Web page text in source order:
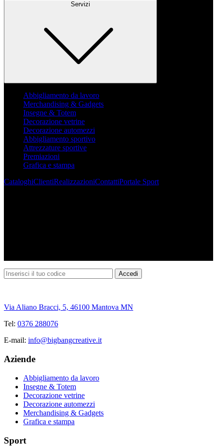
Servizi
Abbigliamento da lavoro
Merchandising & Gadgets
Insegne & Totem
Decorazione vetrine
Decorazione automezzi
Abbigliamento sportivo
Attrezzature sportive
Premiazioni
Grafica e stampa
CataloghiClientiRealizzazioniContattiPortale Sport
Via Aliano Bracci, 5, 46100 Mantova MN
Tel: 0376 288076
E-mail: info@bigbangcreative.it
Aziende
Abbigliamento da lavoro
Insegne & Totem
Decorazione vetrine
Decorazione automezzi
Merchandising & Gadgets
Grafica e stampa
Sport